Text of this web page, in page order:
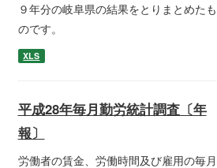
９年分の岐阜県の結果をとりまとめたも
のです。
XLS
平成28年毎月勤労統計調査〔年
報〕
労働者の賃金、労働時間及び雇用の毎月